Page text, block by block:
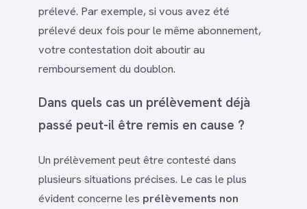
prélevé. Par exemple, si vous avez été
prélevé deux fois pour le même abonnement,
votre contestation doit aboutir au
remboursement du doublon.
Dans quels cas un prélèvement déjà
passé peut-il être remis en cause ?
Un prélèvement peut être contesté dans
plusieurs situations précises. Le cas le plus
évident concerne les prélèvements non